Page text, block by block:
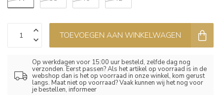
TOEVOEGEN AAN WINKELWAGEN
Op werkdagen voor 15:00 uur besteld, zelfde dag nog
verzonden. Eerst passen? Als het artikel op voorraad is in de
webshop dan is het op voorraad in onze winkel, kom gerust
langs. Maat niet op voorraad? Vaak kunnen wij het nog voor
je bestellen, informeer